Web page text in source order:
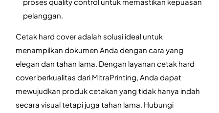
proses quality control untuk memastikan kepuasan
pelanggan.
Cetak hard cover adalah solusi ideal untuk
menampilkan dokumen Anda dengan cara yang
elegan dan tahan lama. Dengan layanan cetak hard
cover berkualitas dari MitraPrinting, Anda dapat
mewujudkan produk cetakan yang tidak hanya indah
secara visual tetapi juga tahan lama. Hubungi